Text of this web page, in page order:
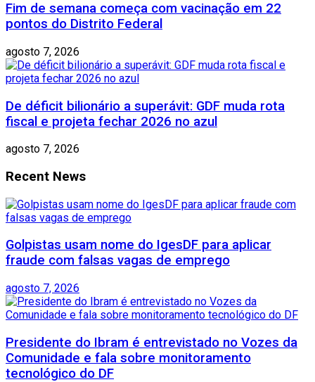
Fim de semana começa com vacinação em 22
pontos do Distrito Federal
agosto 7, 2026
De déficit bilionário a superávit: GDF muda rota
fiscal e projeta fechar 2026 no azul
agosto 7, 2026
Recent News
Golpistas usam nome do IgesDF para aplicar
fraude com falsas vagas de emprego
agosto 7, 2026
Presidente do Ibram é entrevistado no Vozes da
Comunidade e fala sobre monitoramento
tecnológico do DF